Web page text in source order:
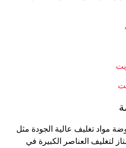
مواد تغليف عالية الجودة مثل
لتغليف العناصر الكبيرة في